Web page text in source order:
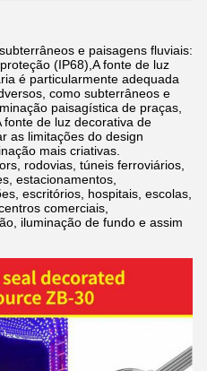
e paisagens fluviais:
(IP68),A fonte de luz
é particularmente adequada
como subterrâneos e
paisagística de praças,
de luz decorativa de
as limitações do design
mais criativas.
rodovias, túneis ferroviários,
estacionamentos,
escritórios, hospitais, escolas,
comerciais,
iluminação de fundo e assim